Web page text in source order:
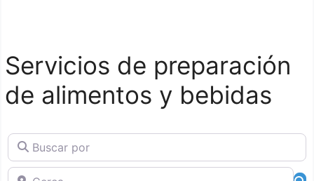
Servicios de preparación
de alimentos y bebidas
Buscar por
Cerca